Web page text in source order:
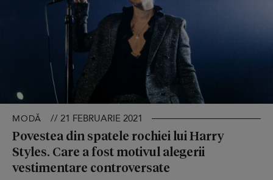
MODĂ // 21 FEBRUARIE 2021
Povestea din spatele rochiei lui Harry
Styles. Care a fost motivul alegerii
vestimentare controversate